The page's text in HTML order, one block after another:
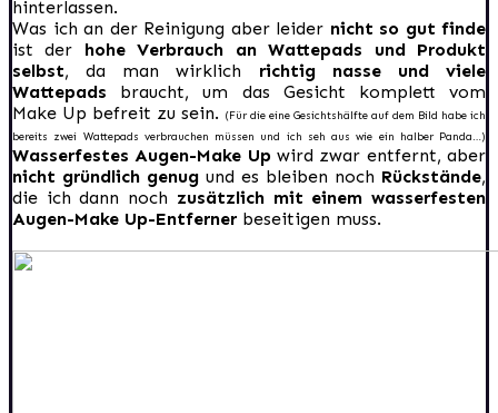
hinterlassen.
Was ich an der Reinigung aber leider nicht so gut finde
ist der hohe Verbrauch an Wattepads und Produkt
selbst, da man wirklich richtig nasse und viele
Wattepads braucht, um das Gesicht komplett vom
Make Up befreit zu sein. (Für die eine Gesichtshälfte auf dem Bild habe ich
bereits zwei Wattepads verbrauchen müssen und ich seh aus wie ein halber Panda…)
Wasserfestes Augen-Make Up wird zwar entfernt, aber
nicht gründlich genug und es bleiben noch Rückstände,
die ich dann noch zusätzlich mit einem wasserfesten
Augen-Make Up-Entferner beseitigen muss.